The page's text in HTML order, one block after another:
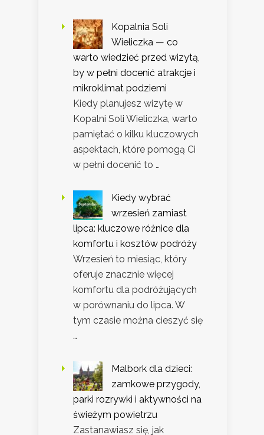
Kopalnia Soli
Wieliczka — co
warto wiedzieć przed wizytą,
by w pełni docenić atrakcje i
mikroklimat podziemi
Kiedy planujesz wizytę w
Kopalni Soli Wieliczka, warto
pamiętać o kilku kluczowych
aspektach, które pomogą Ci
w pełni docenić to …
Kiedy wybrać
wrzesień zamiast
lipca: kluczowe różnice dla
komfortu i kosztów podróży
Wrzesień to miesiąc, który
oferuje znacznie więcej
komfortu dla podróżujących
w porównaniu do lipca. W
tym czasie można cieszyć się
…
Malbork dla dzieci:
zamkowe przygody,
parki rozrywki i aktywności na
świeżym powietrzu
Zastanawiasz się, jak